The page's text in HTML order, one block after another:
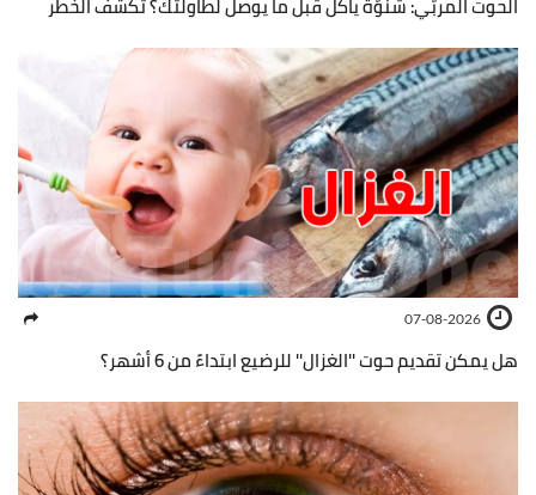
07-08-2026
هل يمكن تقديم حوت ''الغزال'' للرضيع ابتداءً من 6 أشهر؟